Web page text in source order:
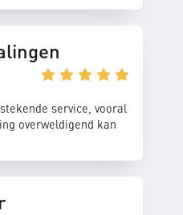
service, vooral
overweldigend kan